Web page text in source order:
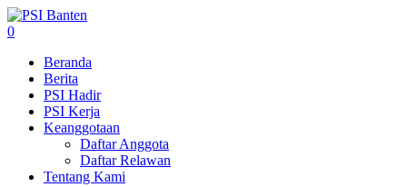
0
Beranda
Berita
PSI Hadir
PSI Kerja
Keanggotaan
Daftar Anggota
Daftar Relawan
Tentang Kami